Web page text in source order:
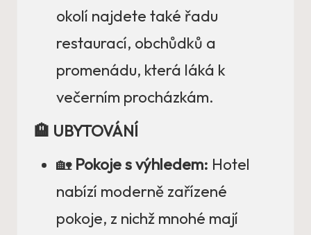
okolí najdete také řadu
restaurací, obchůdků a
promenádu, která láká k
večerním procházkám.
🏨 UBYTOVÁNÍ
🏡 Pokoje s výhledem: Hotel
nabízí moderně zařízené
pokoje, z nichž mnohé mají